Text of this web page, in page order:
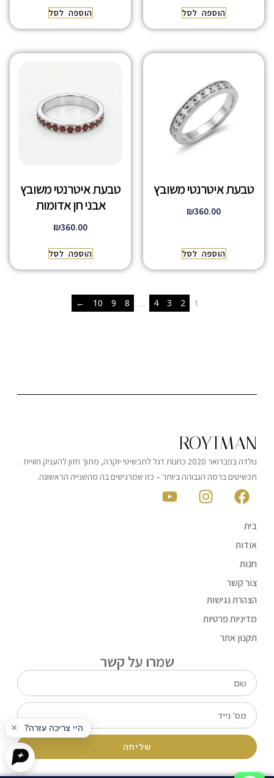
הוספה לסל הוספה לסל
טבעת איטרנטי משובץ
₪360.00
הוספה לסל
טבעת איטרנטי משובץ
אבני חן אדומות
₪360.00
הוספה לסל
1
2
3
4
…
8
9
10
←
ROYTMAN
נולדה בפברואר 2020 כחנות דגל לתכשיטי יוקרה, מתוך חזון להעניק חוויית
תכשיטים ברמה הגבוהה ביותר – כזו שמרגישים בה מהשנייה הראשונה.
בית
אודות
חנות
צור קשר
הצהרת נגישות
מדיניות פרטיות
תקנון אתר
שמרו על קשר
שליחה